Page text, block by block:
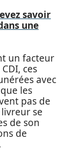
savoir
une
un facteur
ces
avec
les
pas de
se
de son
de